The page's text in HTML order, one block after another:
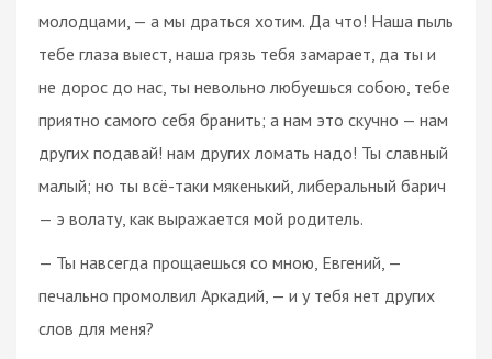
молодцами, — а мы драться хотим. Да что! Наша пыль
тебе глаза выест, наша грязь тебя замарает, да ты и
не дорос до нас, ты невольно любуешься собою, тебе
приятно самого себя бранить; а нам это скучно — нам
других подавай! нам других ломать надо! Ты славный
малый; но ты всё-таки мякенький, либеральный барич
— э волату, как выражается мой родитель.
— Ты навсегда прощаешься со мною, Евгений, —
печально промолвил Аркадий, — и у тебя нет других
слов для меня?